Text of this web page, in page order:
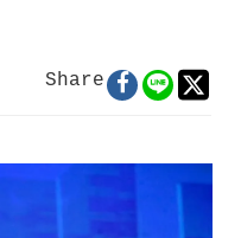
Share